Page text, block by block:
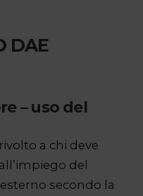
DAE
– uso del
a chi deve
del
secondo la